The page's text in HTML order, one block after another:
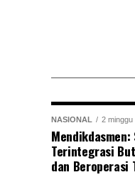
NASIONAL 2 minggu
Terintegrasi
dan Beroperasi